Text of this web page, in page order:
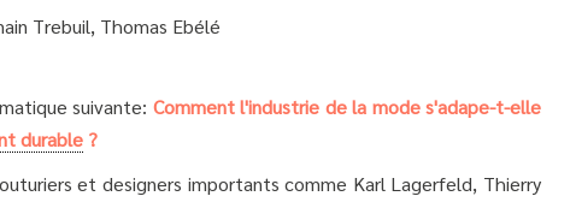
Trebuil, Thomas Ebélé
suivante: Comment l'industrie de la mode s'adape-t-elle
durable ?
et designers importants comme Karl Lagerfeld, Thierry